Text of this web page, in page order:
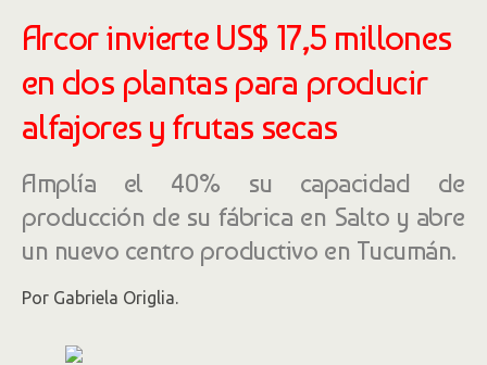
Arcor invierte US$ 17,5 millones
en dos plantas para producir
alfajores y frutas secas
Amplía el 40% su capacidad de
producción de su fábrica en Salto y abre
un nuevo centro productivo en Tucumán.
Por Gabriela Origlia.